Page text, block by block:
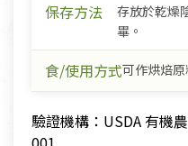
保存方法
存放於乾燥
畢。
食/使用方式可作烘焙原
驗證機構：USDA 有機